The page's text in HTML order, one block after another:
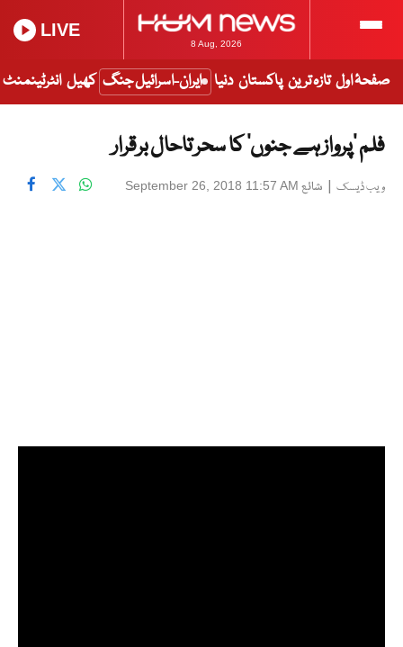
8 Aug, 2026
LIVE
صفحۂ اول تازہ ترین پاکستان دنیا ایران-اسرائیل جنگ کھیل انٹرٹینمنٹ
فلم ’پرواز ہے جنوں‘ کا سحر تاحال برقرار
ویب ڈیسک | شائع September 26, 2018 11:57 AM